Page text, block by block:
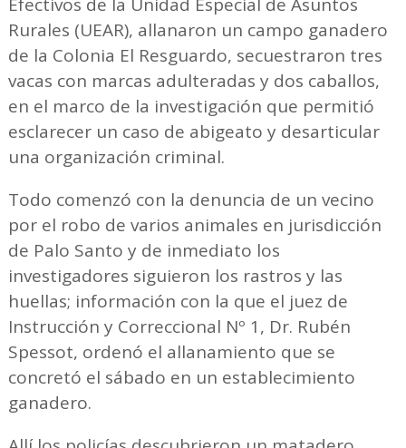
Rurales (UEAR), allanaron un campo ganadero
de la Colonia El Resguardo, secuestraron tres
vacas con marcas adulteradas y dos caballos,
en el marco de la investigación que permitió
esclarecer un caso de abigeato y desarticular
una organización criminal.
Todo comenzó con la denuncia de un vecino
por el robo de varios animales en jurisdicción
de Palo Santo y de inmediato los
investigadores siguieron los rastros y las
huellas; información con la que el juez de
Instrucción y Correccional Nº 1, Dr. Rubén
Spessot, ordenó el allanamiento que se
concretó el sábado en un establecimiento
ganadero.